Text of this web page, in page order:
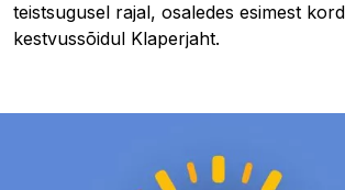
teistsugusel rajal, osaledes esimest
kestvussõidul Klaperjaht.